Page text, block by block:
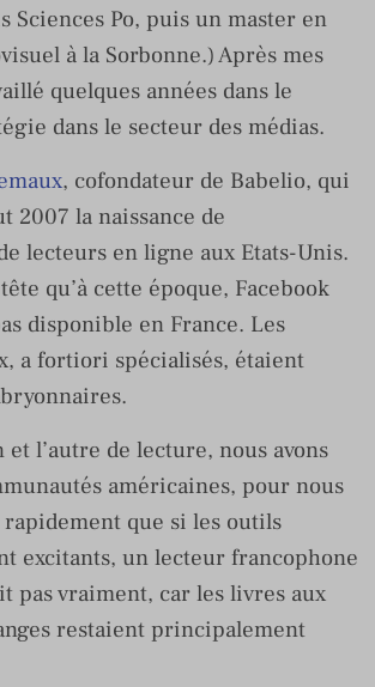
Sciences Po, puis un master en
à la Sorbonne.) Après mes
quelques années dans le
dans le secteur des médias.
, cofondateur de Babelio, qui
2007 la naissance de
lecteurs en ligne aux Etats-Unis.
qu’à cette époque, Facebook
disponible en France. Les
a fortiori spécialisés, étaient
et l’autre de lecture, nous avons
américaines, pour nous
que si les outils
excitants, un lecteur francophone
pas vraiment, car les livres aux
restaient principalement